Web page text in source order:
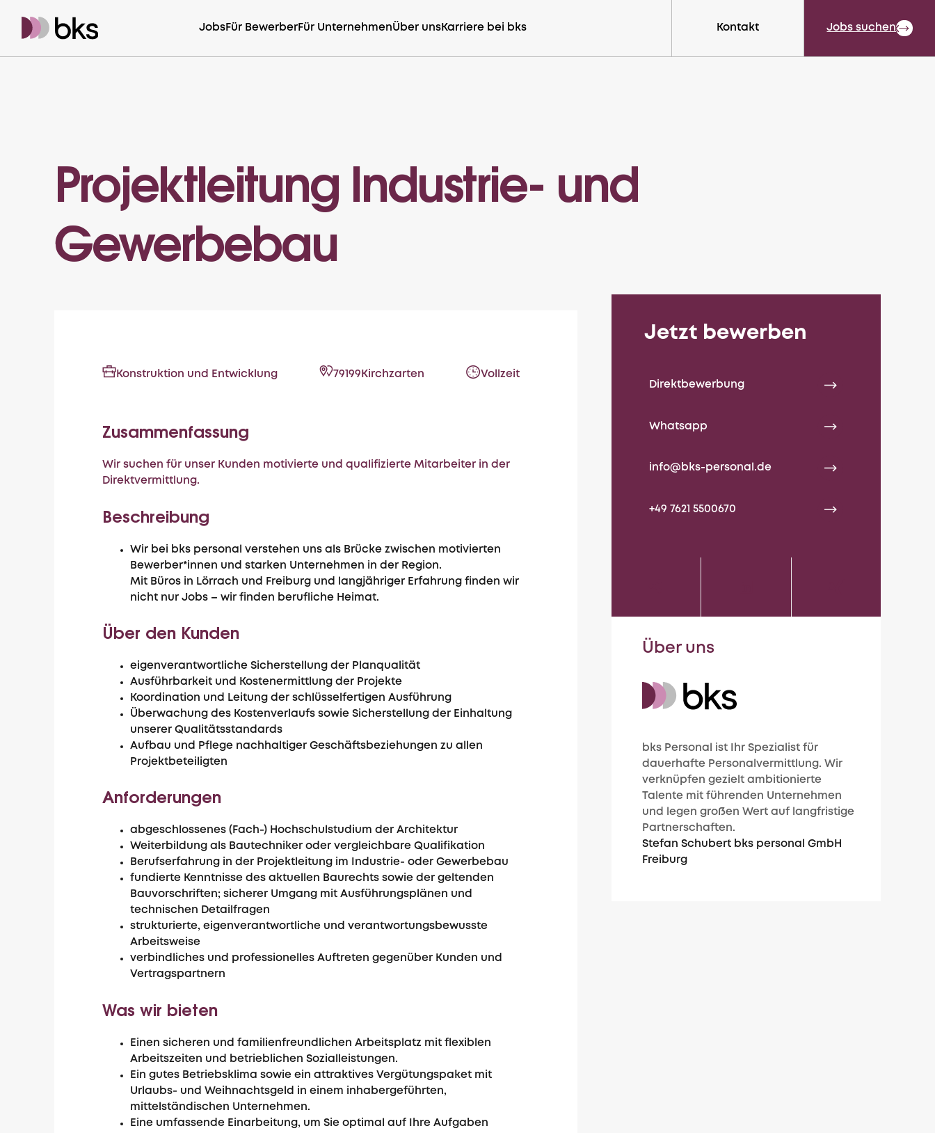
JobsFür BewerberFür UnternehmenÜber unsKarriere bei bks Kontakt CloseJobs suchen
Projektleitung Industrie- und
Gewerbebau
Konstruktion und Entwicklung 79199 Kirchzarten Vollzeit
Zusammenfassung
Wir suchen für unser Kunden motivierte und qualifizierte Mitarbeiter in der
Direktvermittlung.
Beschreibung
Wir bei bks personal verstehen uns als Brücke zwischen motivierten
Bewerber*innen und starken Unternehmen in der Region.
Mit Büros in Lörrach und Freiburg und langjähriger Erfahrung finden wir
nicht nur Jobs – wir finden berufliche Heimat.
Über den Kunden
eigenverantwortliche Sicherstellung der Planqualität
Ausführbarkeit und Kostenermittlung der Projekte
Koordination und Leitung der schlüsselfertigen Ausführung
Überwachung des Kostenverlaufs sowie Sicherstellung der Einhaltung
unserer Qualitätsstandards
Aufbau und Pflege nachhaltiger Geschäftsbeziehungen zu allen
Projektbeteiligten
Anforderungen
abgeschlossenes (Fach-) Hochschulstudium der Architektur
Weiterbildung als Bautechniker oder vergleichbare Qualifikation
Berufserfahrung in der Projektleitung im Industrie- oder Gewerbebau
fundierte Kenntnisse des aktuellen Baurechts sowie der geltenden
Bauvorschriften; sicherer Umgang mit Ausführungsplänen und
technischen Detailfragen
strukturierte, eigenverantwortliche und verantwortungsbewusste
Arbeitsweise
verbindliches und professionelles Auftreten gegenüber Kunden und
Vertragspartnern
Was wir bieten
Einen sicheren und familienfreundlichen Arbeitsplatz mit flexiblen
Arbeitszeiten und betrieblichen Sozialleistungen.
Ein gutes Betriebsklima sowie ein attraktives Vergütungspaket mit
Urlaubs- und Weihnachtsgeld in einem inhabergeführten,
mittelständischen Unternehmen.
Eine umfassende Einarbeitung, um Sie optimal auf Ihre Aufgaben
Jetzt bewerben
Direktbewerbung
Whatsapp
info@bks-personal.de
+49 7621 5500670
Über uns
bks Personal ist Ihr Spezialist für
dauerhafte Personalvermittlung. Wir
verknüpfen gezielt ambitionierte
Talente mit führenden Unternehmen
und legen großen Wert auf langfristige
Partnerschaften.
Stefan Schubert bks personal GmbH
Freiburg